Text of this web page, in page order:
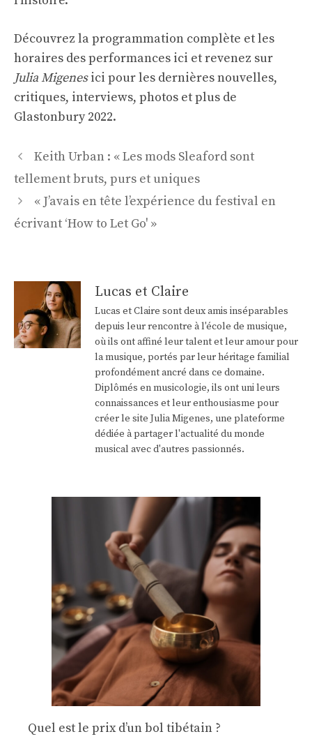
Découvrez la programmation complète et les
horaires des performances ici et revenez sur
Julia Migenesici pour les dernières nouvelles,
critiques, interviews, photos et plus de
Glastonbury 2022.
Navigation
des
articles
Keith Urban : « Les mods Sleaford sont
tellement bruts, purs et uniques
« J’avais en tête l’expérience du festival en
écrivant ‘How to Let Go' »
Lucas et Claire
Lucas et Claire sont deux amis inséparables
depuis leur rencontre à l'école de musique,
où ils ont affiné leur talent et leur amour pour
la musique, portés par leur héritage familial
profondément ancré dans ce domaine.
Diplômés en musicologie, ils ont uni leurs
connaissances et leur enthousiasme pour
créer le site Julia Migenes, une plateforme
dédiée à partager l'actualité du monde
musical avec d'autres passionnés.
Quel est le prix d’un bol tibétain ?